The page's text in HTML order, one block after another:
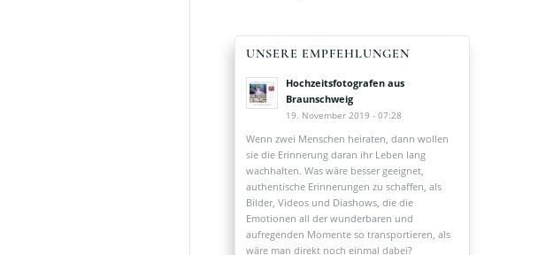
UNSERE EMPFEHLUNGEN
Hochzeitsfotografen aus
Braunschweig
19. November 2019 - 07:28
Wenn zwei Menschen heiraten, dann wollen
sie die Erinnerung daran ihr Leben lang
wachhalten. Was wäre besser geeignet,
authentische Erinnerungen zu schaffen, als
Bilder, Videos und Diashows, die die
Emotionen all der wunderbaren und
aufregenden Momente so transportieren, als
wäre man direkt noch einmal dabei?